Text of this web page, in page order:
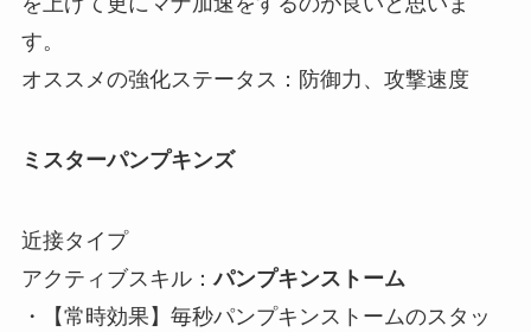
す。
オススメの強化ステータス：防御力、攻撃速度
ミスターパンプキンズ
近接タイプ
アクティブスキル：パンプキンストーム
・【常時効果】毎秒パンプキンストームのスタッ